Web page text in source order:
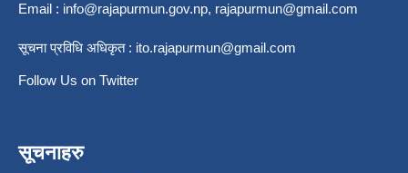
Email : info@rajapurmun.gov.np, rajapurmun@gmail.com
सूचना प्रविधि अधिकृत : ito.rajapurmun@gmail.com
Follow Us on Twitter
सूचनाहरु